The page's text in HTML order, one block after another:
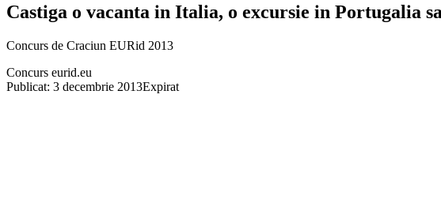
Castiga o vacanta in Italia, o excursie in Portugalia
Concurs de Craciun EURid 2013
Concurs eurid.eu
Publicat: 3 decembrie 2013Expirat